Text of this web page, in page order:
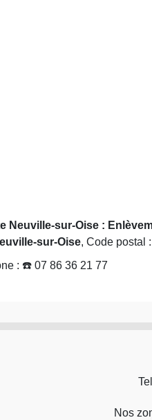
Neuville-sur-Oise :
sur-Oise, Code postal :
: ☎️ 07 86 36 21 77
Nos